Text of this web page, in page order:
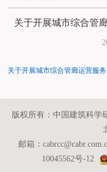
关于开展城市综合管
关于开展城市综合管廊运营服
版权所有：中国建筑科
邮箱：
10045562号-12